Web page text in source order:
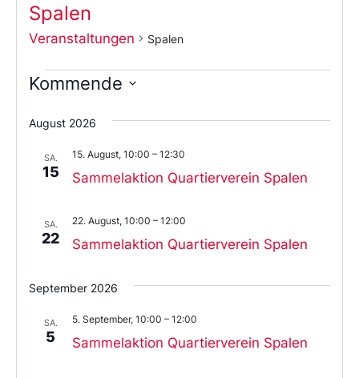
Spalen
Veranstaltungen Spalen
Kommende
Sie
das
aus.
August 2026
SA.
15 Sammelaktion Quartierverein Spalen
15. August, 10:00 – 12:30
SA.
22 Sammelaktion Quartierverein Spalen
22. August, 10:00 – 12:00
September 2026
SA.
5 Sammelaktion Quartierverein Spalen
5. September, 10:00 – 12:00